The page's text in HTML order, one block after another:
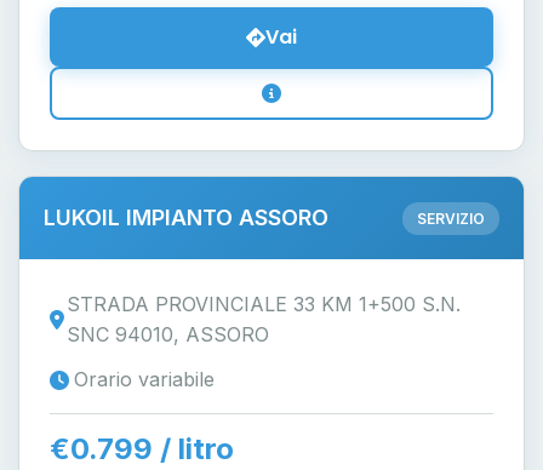
Vai
LUKOIL IMPIANTO ASSORO SERVIZIO
STRADA PROVINCIALE 33 KM 1+500 S.N.
SNC 94010, ASSORO
Orario variabile
€0.799 / litro